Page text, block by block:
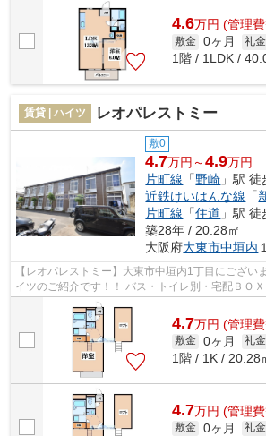
4.6万円 (管理
敷金 0ヶ月 礼金
1階 / 1LDK /
賃貸 | ハイツ レオパレストミー
敷0
4.7万円～4.9万円
片町線 「野崎 」駅
近鉄けいはんな線 「
片町線 「住道 」駅
築28年 / 20.28㎡
大阪府大東市中垣内
【レオパレストミー】大東市中垣内1丁目にござい
イツのご紹介です！！ バス・トイレ別・宅配ＢＯＸ・洗濯機置場・2口コン
ロ・など人気の設備がそろったハイツ...
4.7万円 (管理
敷金 0ヶ月 礼金
1階 / 1K / 20.28
4.7万円 (管理
敷金 0ヶ月 礼金